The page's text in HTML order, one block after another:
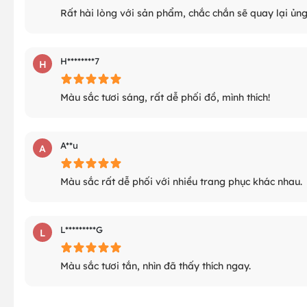
Rất hài lòng với sản phẩm, chắc chắn sẽ quay lại
H H********7
Màu sắc tươi sáng, rất dễ phối đồ, mình thích!
A A**u
Màu sắc rất dễ phối với nhiều trang phục khác nhau.
L L*********G
Màu sắc tươi tắn, nhìn đã thấy thích ngay.